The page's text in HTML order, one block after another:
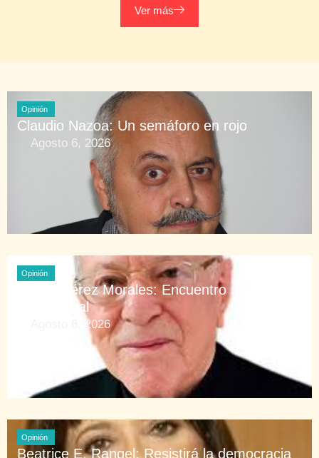
Ver más
Opinión
Claudio Nazoa: Un semáforo en rojo
Agosto 6, 2026
Opinión
Ovidio Pérez Morales: Encuentro
fundacional
Agosto 6, 2026
Opinión
Beatrice E. Rangel: Resistirá la democracia